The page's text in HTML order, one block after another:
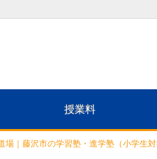
授業料
場｜藤沢市の学習塾・進学塾（小学生対